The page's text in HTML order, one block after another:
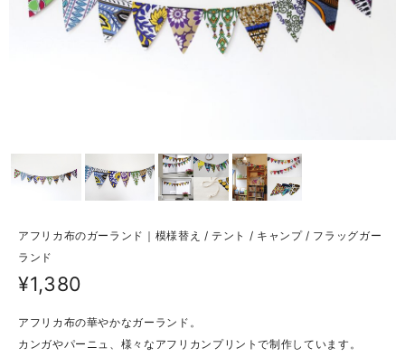
アフリカ布のガーランド｜模様替え / テント / キャンプ / フラッグガー
ランド
¥1,380
アフリカ布の華やかなガーランド。
カンガやパーニュ、様々なアフリカンプリントで制作しています。